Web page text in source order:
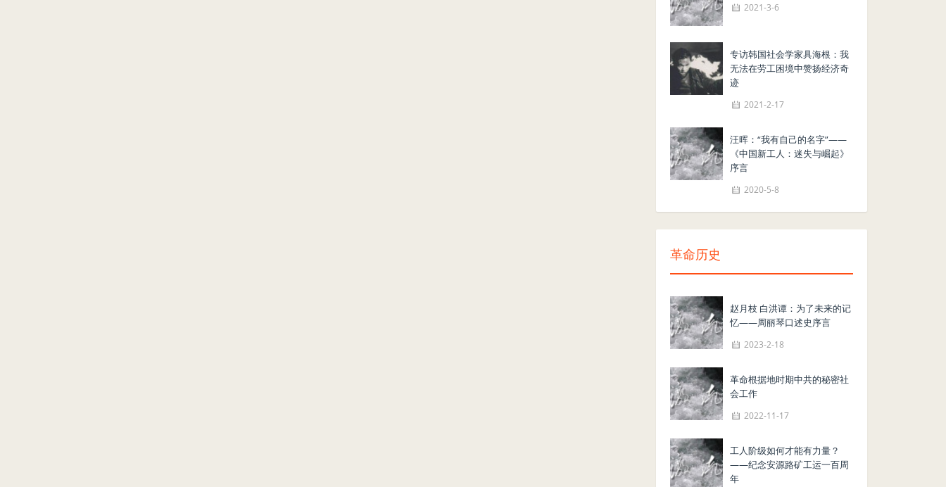
2021-3-6
专访韩国社会学家具海根：我
无法在劳工困境中赞扬经济奇
迹
2021-2-17
汪晖：“我有自己的名字”——
《中国新工人：迷失与崛起》
序言
2020-5-8
革命历史
赵月枝 白洪谭：为了未来的记
忆——周丽琴口述史序言
2023-2-18
革命根据地时期中共的秘密社
会工作
2022-11-17
工人阶级如何才能有力量？
——纪念安源路矿工运一百周
年